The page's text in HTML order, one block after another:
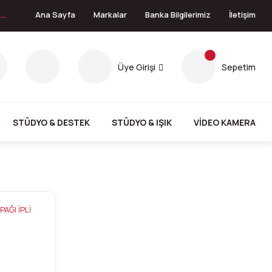
Ana Sayfa Markalar Banka Bilgilerimiz İletişim
Üye Girişi Sepetim
STÜDYO & DESTEK STÜDYO & IŞIK VİDEO KAMERA